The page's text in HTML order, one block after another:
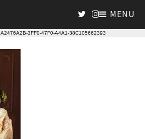
A2476A2B-3FF0-47F0-A4A1-38C105662393